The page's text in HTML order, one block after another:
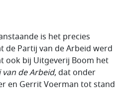
is het precies
de Partij van de Arbeid werd
ook bij Uitgeverij Boom het
de Arbeid, dat onder
en Gerrit Voerman tot stand